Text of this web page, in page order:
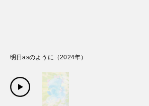
明日asのように （2024年）